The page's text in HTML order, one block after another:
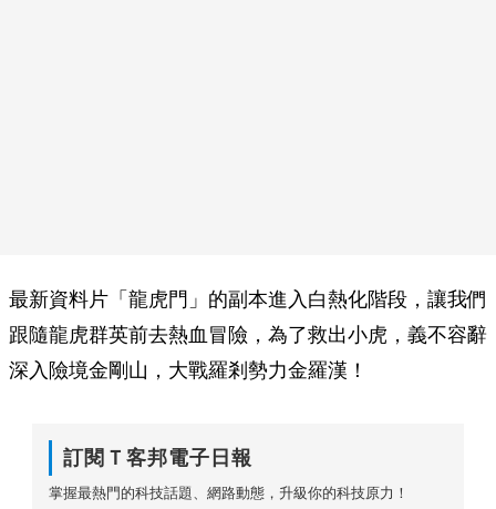
最新資料片「龍虎門」的副本進入白熱化階段，讓我們
跟隨龍虎群英前去熱血冒險，為了救出小虎，義不容辭
深入險境金剛山，大戰羅剎勢力金羅漢！
訂閱Ｔ客邦電子日報
掌握最熱門的科技話題、網路動態，升級你的科技原力！